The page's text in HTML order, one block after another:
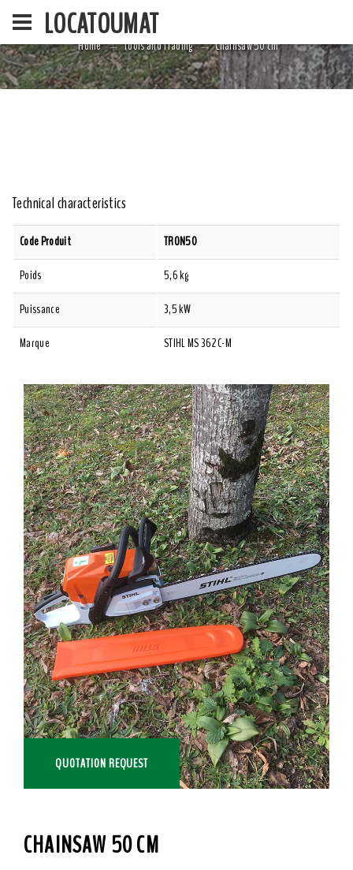
LOCATOUMAT
Home Tools and Trading Chainsaw 50 cm
Technical characteristics
Code Produit
TRON50
Poids
5,6 kg
Puissance
3,5 kW
Marque
STIHL MS 362 C-M
QUOTATION REQUEST
CHAINSAW 50 CM